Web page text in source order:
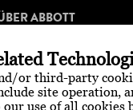
or third-party
site operation,
our use of all
ABBOTT